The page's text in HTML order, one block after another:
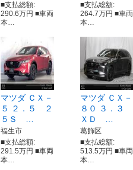
■支払総額:
290.6万円 ■車両
本…
■支払総額:
264.7万円 ■車両
本…
マツダ ＣＸ－
５ ２．５ ２
５Ｓ …
福生市
■支払総額:
291.5万円 ■車両
本…
マツダ ＣＸ－
８０ ３．３
ＸＤ …
葛飾区
■支払総額:
513.5万円 ■車両
本…